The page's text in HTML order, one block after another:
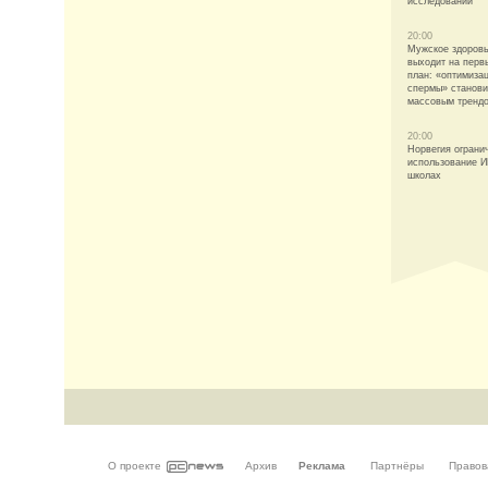
20:00
Мужское
выходит на
план:
спермы»
массовым
20:00
Норвегия
использование
школах
О проекте Архив Реклама Партнёры